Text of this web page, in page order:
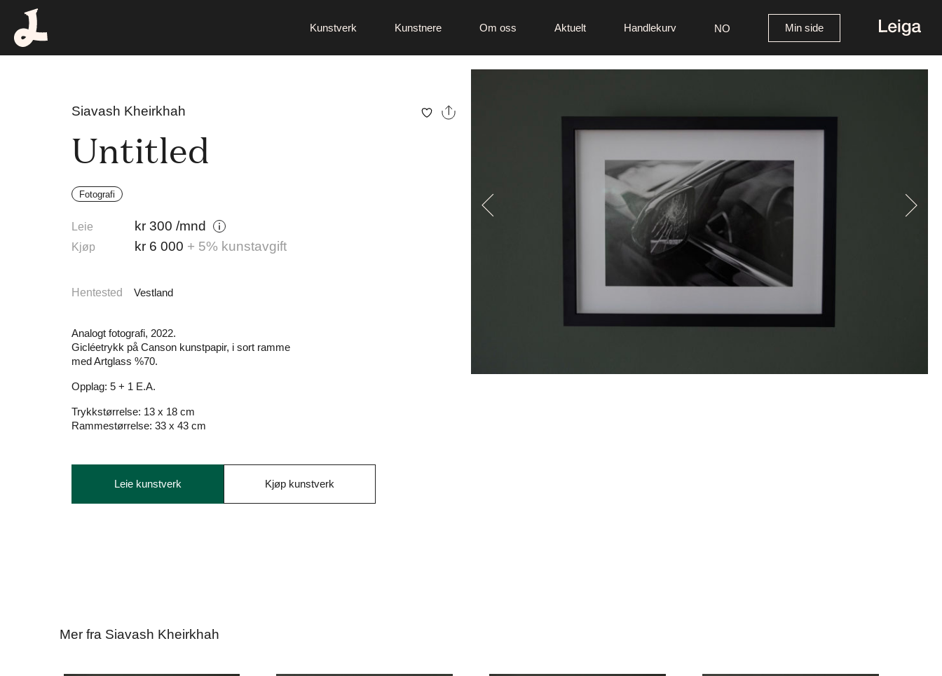
Kunstverk Kunstnere Om oss Aktuelt Handlekurv NO Min side
Siavash Kheirkhah
Untitled
Fotografi
Leie kr 300 /mnd
Kjøp kr 6 000 + 5% kunstavgift
Hentested Vestland
Analogt fotografi, 2022.
Gicléetrykk på Canson kunstpapir, i sort ramme
med Artglass %70.
Opplag: 5 + 1 E.A.
Trykkstørrelse: 13 x 18 cm
Rammestørrelse: 33 x 43 cm
Leie kunstverk Kjøp kunstverk
Mer fra Siavash Kheirkhah